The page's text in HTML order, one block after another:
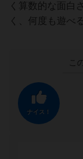
く算数的な面白
く、何度も遊べ
こ
ナイス！